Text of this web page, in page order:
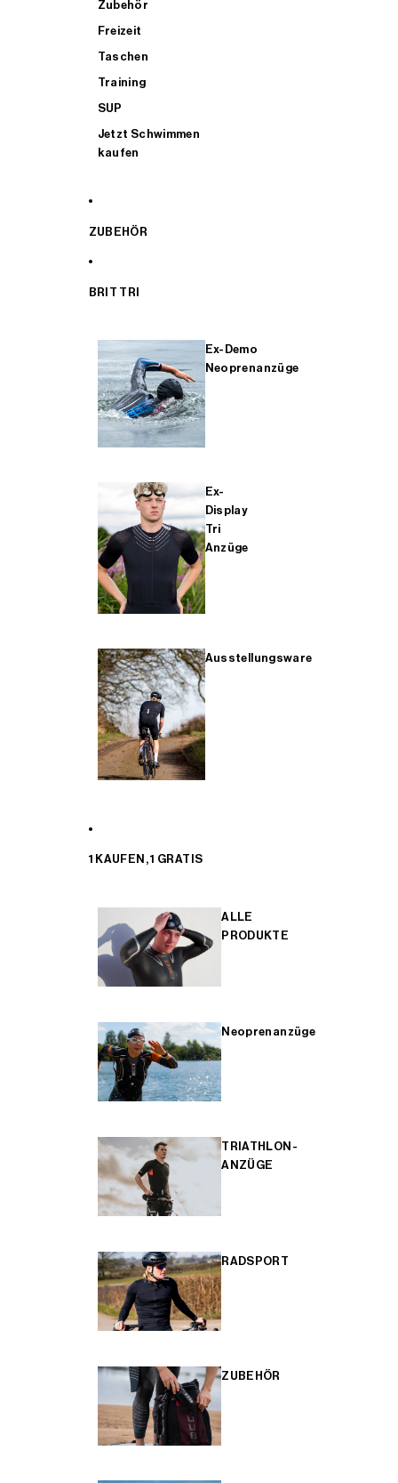
Zubehör
Freizeit
Taschen
Training
SUP
Jetzt Schwimmen
kaufen
ZUBEHÖR
BRIT TRI
Ex-Demo
Neoprenanzüge
Ex-
Display
Tri
Anzüge
Ausstellungsware
1 KAUFEN, 1 GRATIS
ALLE
PRODUKTE
Neoprenanzüge
TRIATHLON-
ANZÜGE
RADSPORT
ZUBEHÖR